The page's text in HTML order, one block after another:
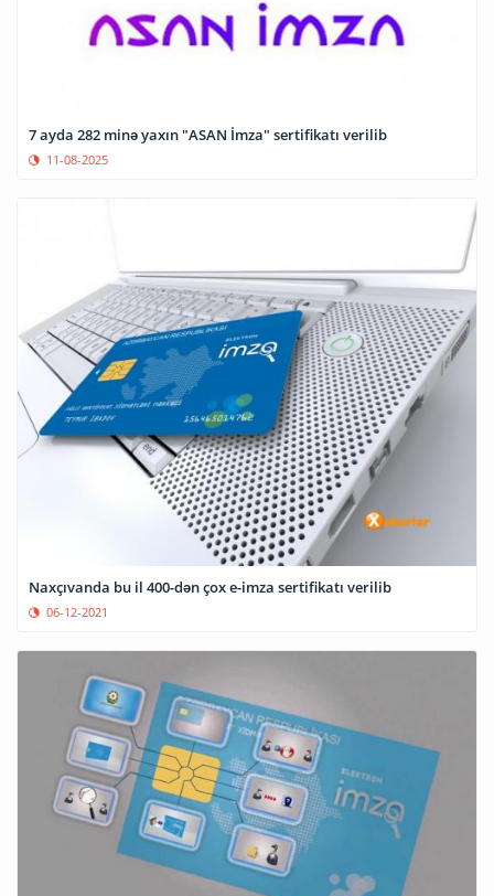
7 ayda 282 minə yaxın "ASAN İmza" sertifikatı verilib
11-08-2025
Naxçıvanda bu il 400-dən çox e-imza sertifikatı verilib
06-12-2021